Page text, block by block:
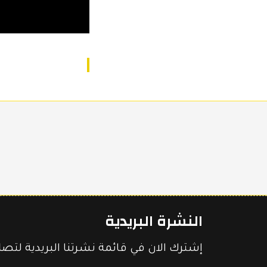
النشرة البريدية
إشترك الان في قائمة نشرتنا البريدية